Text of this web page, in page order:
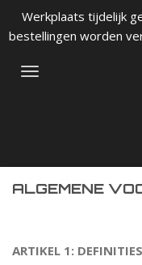
Ga
direct
Werkplaats tijdelijk
bestellingen worden
ALGEMENE
ARTIKEL 1: